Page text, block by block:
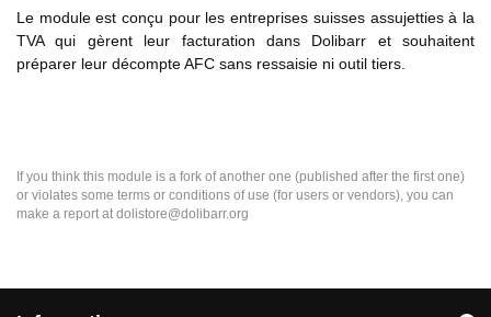
Le module est conçu pour les entreprises suisses assujetties à la
TVA qui gèrent leur facturation dans Dolibarr et souhaitent
préparer leur décompte AFC sans ressaisie ni outil tiers.
If you think this module is a fork of another one (published after the first one)
or violates some terms or conditions of use (for users or vendors), you can
make a report at dolistore@dolibarr.org